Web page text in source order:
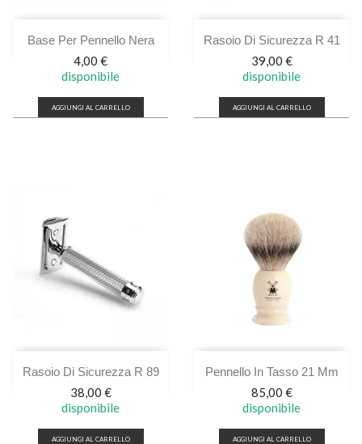
Base Per Pennello Nera
Prezzo
4,00 €
disponibile
AGGIUNGI AL CARRELLO
Rasoio Di Sicurezza R 41
Prezzo
39,00 €
disponibile
AGGIUNGI AL CARRELLO
Rasoio Di Sicurezza R 89
Prezzo
38,00 €
disponibile
AGGIUNGI AL CARRELLO
Pennello In Tasso 21 Mm
Prezzo
85,00 €
disponibile
AGGIUNGI AL CARRELLO